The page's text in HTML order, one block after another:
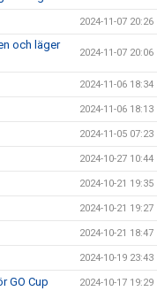
2024-11-07 20:26
och läger
2024-11-07 20:06
2024-11-06 18:34
2024-11-06 18:13
2024-11-05 07:23
2024-10-27 10:44
2024-10-21 19:35
2024-10-21 19:27
2024-10-21 18:47
2024-10-19 23:43
GO Cup 2024-10-17 19:29